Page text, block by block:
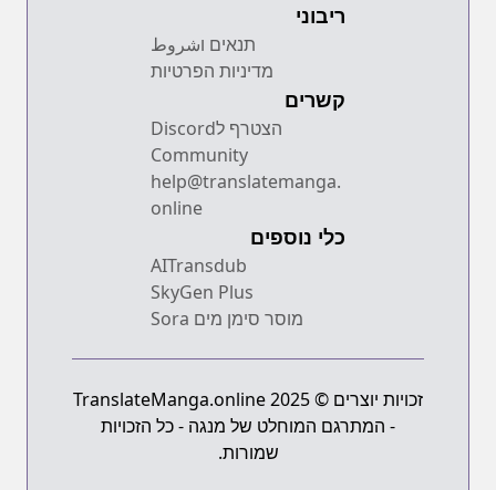
ריבוני
תנאים וشروط
מדיניות הפרטיות
קשרים
הצטרף לDiscord
Community
help@translatemanga.
online
כלי נוספים
AITransdub
SkyGen Plus
מוסר סימן מים Sora
זכויות יוצרים © 2025 TranslateManga.online
- המתרגם המוחלט של מנגה - כל הזכויות
שמורות.